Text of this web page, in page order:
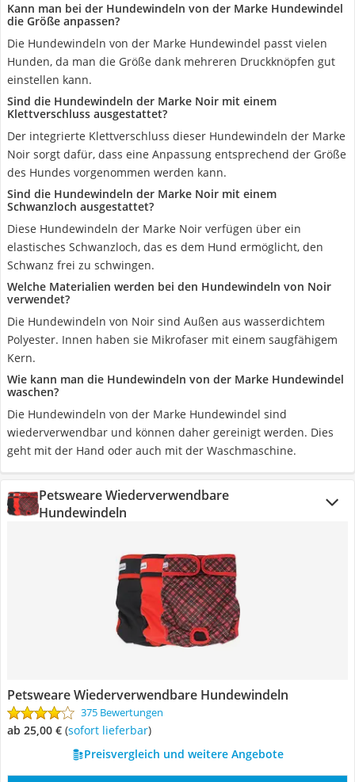
Kann man bei der Hundewindeln von der Marke Hundewindel
die Größe anpassen?
Die Hundewindeln von der Marke Hundewindel passt vielen
Hunden, da man die Größe dank mehreren Druckknöpfen gut
einstellen kann.
Sind die Hundewindeln der Marke Noir mit einem
Klettverschluss ausgestattet?
Der integrierte Klettverschluss dieser Hundewindeln der Marke
Noir sorgt dafür, dass eine Anpassung entsprechend der Größe
des Hundes vorgenommen werden kann.
Sind die Hundewindeln der Marke Noir mit einem
Schwanzloch ausgestattet?
Diese Hundewindeln der Marke Noir verfügen über ein
elastisches Schwanzloch, das es dem Hund ermöglicht, den
Schwanz frei zu schwingen.
Welche Materialien werden bei den Hundewindeln von Noir
verwendet?
Die Hundewindeln von Noir sind Außen aus wasserdichtem
Polyester. Innen haben sie Mikrofaser mit einem saugfähigem
Kern.
Wie kann man die Hundewindeln von der Marke Hundewindel
waschen?
Die Hundewindeln von der Marke Hundewindel sind
wiederverwendbar und können daher gereinigt werden. Dies
geht mit der Hand oder auch mit der Waschmaschine.
Petsweare Wiederverwendbare
Hundewindeln
Petsweare Wiederverwendbare Hundewindeln
375 Bewertungen
ab 25,00 € ( Sofort lieferbar)
Preisvergleich und weitere Angebote